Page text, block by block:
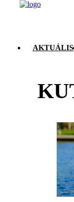
AKTUÁLIS